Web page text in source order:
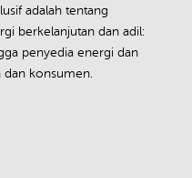
adalah tentang
berkelanjutan dan adil:
penyedia energi dan
dan konsumen.